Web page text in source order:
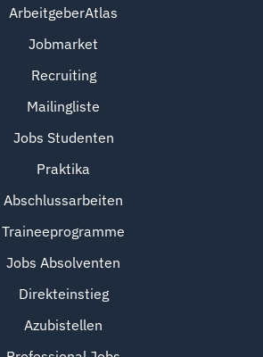
ArbeitgeberAtlas
Jobmarket
Recruiting
Mailingliste
Jobs Studenten
Praktika
Abschlussarbeiten
Traineeprogramme
Jobs Absolventen
Direkteinstieg
Azubistellen